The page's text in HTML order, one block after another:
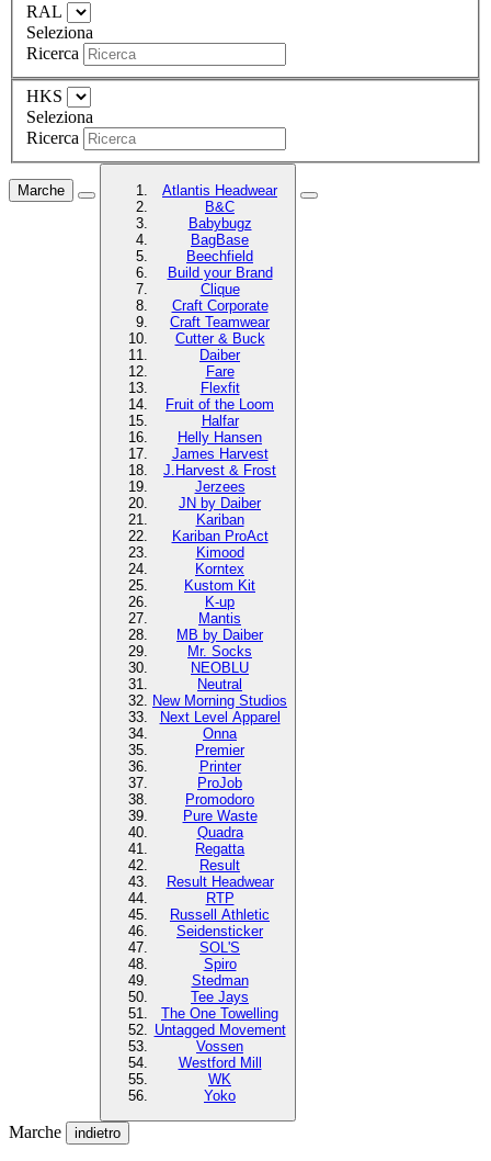
RAL
Seleziona
Ricerca
HKS
Seleziona
Ricerca
Marche
Atlantis Headwear
B&C
Babybugz
BagBase
Beechfield
Build your Brand
Clique
Craft Corporate
Craft Teamwear
Cutter & Buck
Daiber
Fare
Flexfit
Fruit of the Loom
Halfar
Helly Hansen
James Harvest
J.Harvest & Frost
Jerzees
JN by Daiber
Kariban
Kariban ProAct
Kimood
Korntex
Kustom Kit
K-up
Mantis
MB by Daiber
Mr. Socks
NEOBLU
Neutral
New Morning Studios
Next Level Apparel
Onna
Premier
Printer
ProJob
Promodoro
Pure Waste
Quadra
Regatta
Result
Result Headwear
RTP
Russell Athletic
Seidensticker
SOL'S
Spiro
Stedman
Tee Jays
The One Towelling
Untagged Movement
Vossen
Westford Mill
WK
Yoko
Marche indietro